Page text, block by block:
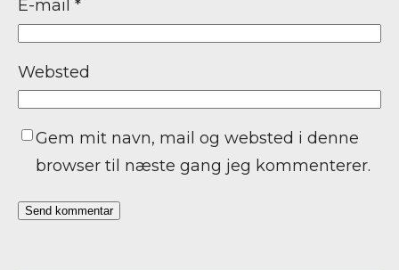
E-mail *
Websted
Gem mit navn, mail og websted i denne
browser til næste gang jeg kommenterer.